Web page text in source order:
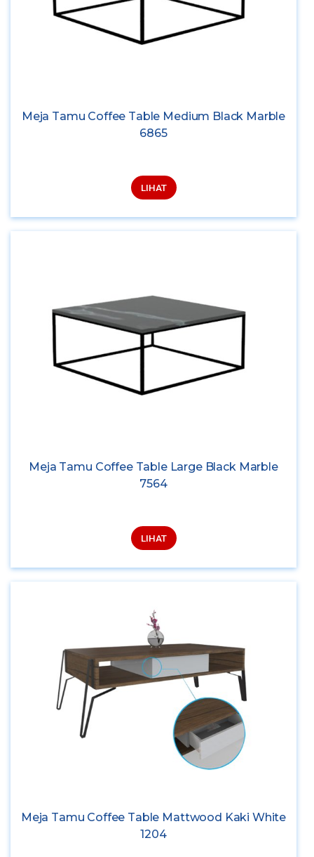
Meja Tamu Coffee Table Medium Black Marble
6865
LIHAT
Meja Tamu Coffee Table Large Black Marble
7564
LIHAT
Meja Tamu Coffee Table Mattwood Kaki White
1204